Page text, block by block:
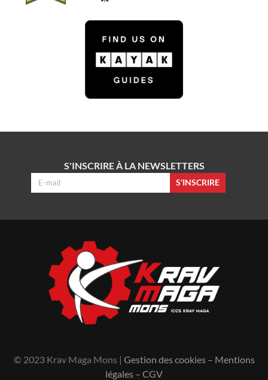
S'INSCRIRE À LA NEWSLETTERS
S'INSCRIRE
© 2023 Krav Maga Mons | Gestion des cookies– Mentions
légales – CGV